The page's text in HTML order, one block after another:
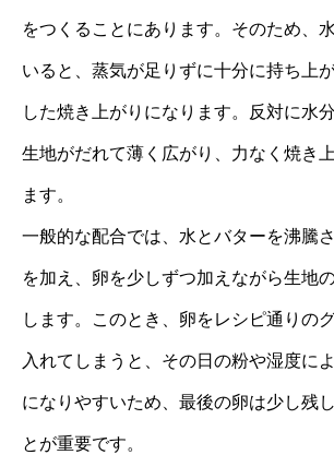
をつくることにあります。そのため、
いると、蒸気が足りずに十分に持ち上
した焼き上がりになります。反対に水
生地がだれて薄く広がり、力なく焼き
ます。
一般的な配合では、水とバターを沸騰
を加え、卵を少しずつ加えながら生地
します。このとき、卵をレシピ通りの
入れてしまうと、その日の粉や湿度に
になりやすいため、最後の卵は少し残
とが重要です。